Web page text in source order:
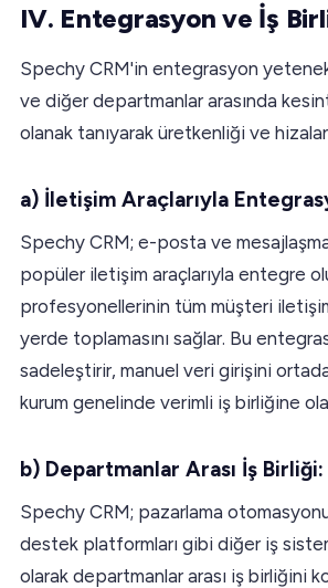
IV. Entegrasyon ve İş
Spechy CRM'in entegrasyon
ve diğer departmanlar arasında
olanak tanıyarak üretkenliği ve
a) İletişim Araçlarıyla
Spechy CRM; e-posta ve
popüler iletişim araçlarıyla entegre
profesyonellerinin tüm müşteri
yerde toplamasını sağlar. Bu
sadeleştirir, manuel veri girişini
kurum genelinde verimli iş birliğine
b) Departmanlar Arası İş Birliği:
Spechy CRM; pazarlama
destek platformları gibi diğer iş
olarak departmanlar arası iş birliğini